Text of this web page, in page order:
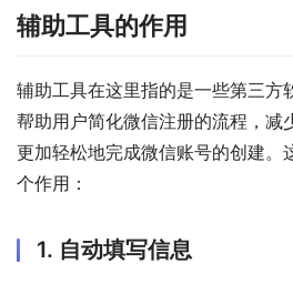
辅助工具的作用
辅助工具在这里指的是一些第三方
帮助用户简化微信注册的流程，减
更加轻松地完成微信账号的创建。
个作用：
1. 自动填写信息